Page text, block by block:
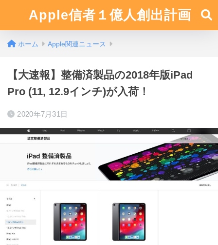
Apple信者１億人創出計画
ホーム Apple関連ニュース
【大速報】整備済製品の2018年版iPad
Pro (11, 12.9インチ)が入荷！
2020年7月31日